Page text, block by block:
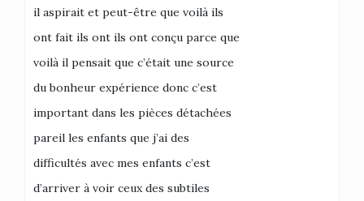
il aspirait et peut-être que voilà ils
ont fait ils ont ils ont conçu parce que
voilà il pensait que c’était une source
du bonheur expérience donc c’est
important dans les pièces détachées
pareil les enfants que j’ai des
difficultés avec mes enfants c’est
d’arriver à voir ceux des subtiles